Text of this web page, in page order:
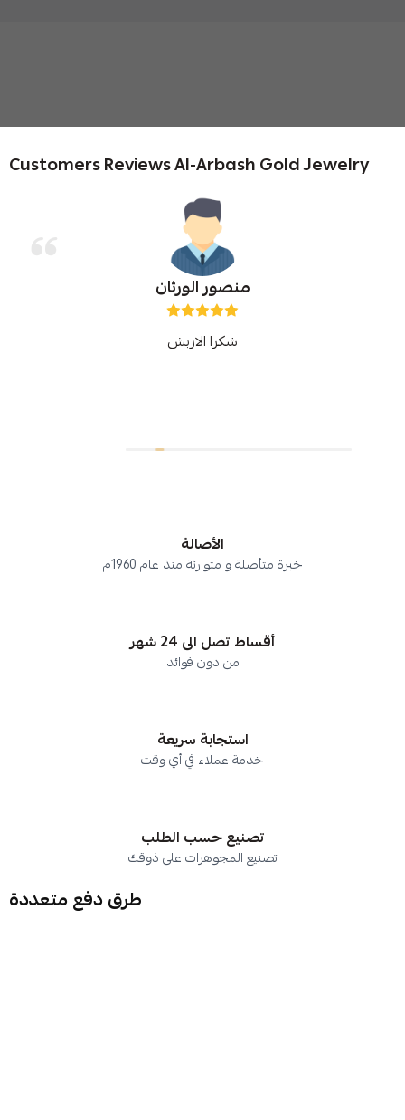
Customers Reviews Al-Arbash Gold Jewelry
منصور الورثان
شكرا الاربش
الأصالة
خبرة متأصلة و متوارثة منذ عام 1960م
أقساط تصل الى 24 شهر
من دون فوائد
استجابة سريعة
خدمة عملاء في أي وقت
تصنيع حسب الطلب
تصنيع المجوهرات على ذوقك
طرق دفع متعددة